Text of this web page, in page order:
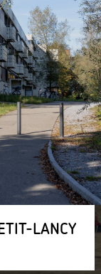
LANCY